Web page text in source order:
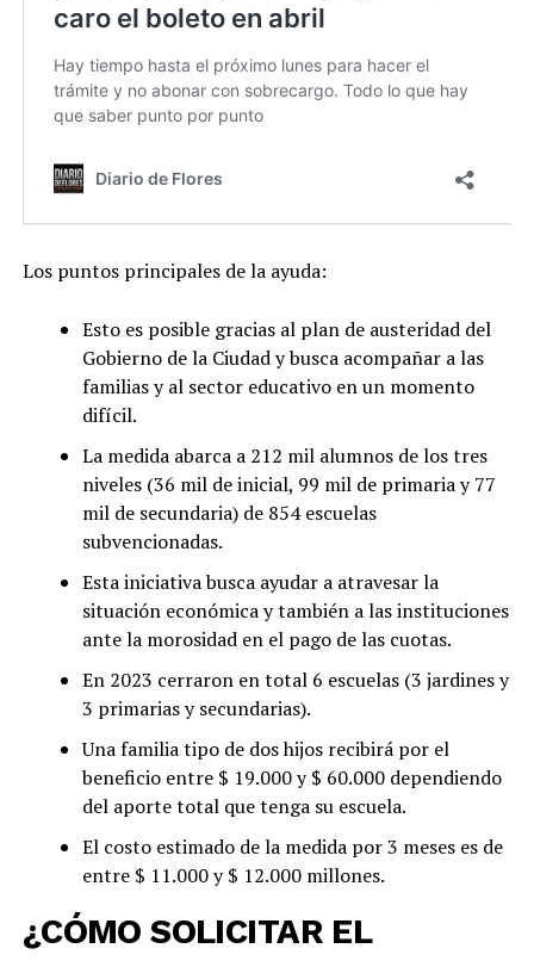
Los puntos principales de la ayuda:
Esto es posible gracias al plan de austeridad del
Gobierno de la Ciudad y busca acompañar a las
familias y al sector educativo en un momento
difícil.
La medida abarca a 212 mil alumnos de los tres
niveles (36 mil de inicial, 99 mil de primaria y 77
mil de secundaria) de 854 escuelas
subvencionadas.
Esta iniciativa busca ayudar a atravesar la
situación económica y también a las instituciones
ante la morosidad en el pago de las cuotas.
En 2023 cerraron en total 6 escuelas (3 jardines y
3 primarias y secundarias).
Una familia tipo de dos hijos recibirá por el
beneficio entre $ 19.000 y $ 60.000 dependiendo
del aporte total que tenga su escuela.
El costo estimado de la medida por 3 meses es de
entre $ 11.000 y $ 12.000 millones.
¿CÓMO SOLICITAR EL